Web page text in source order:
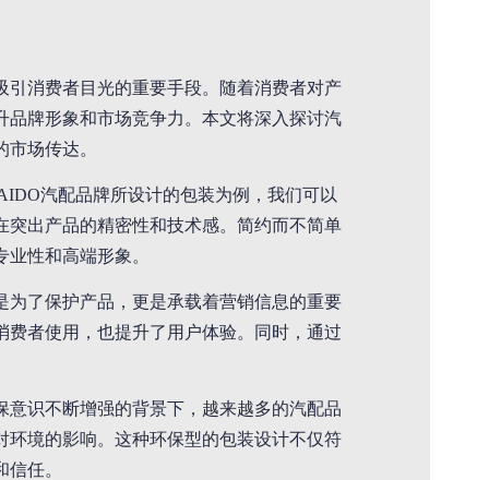
消费者目光的重要手段。随着消费者对产
牌形象和市场竞争力。本文将深入探讨汽
场传达。
汽配品牌所设计的包装为例，我们可以
出产品的精密性和技术感。简约而不简单
性和高端形象。
了保护产品，更是承载着营销信息的重要
者使用，也提升了用户体验。同时，通过
识不断增强的背景下，越来越多的汽配品
境的影响。这种环保型的包装设计不仅符
任。